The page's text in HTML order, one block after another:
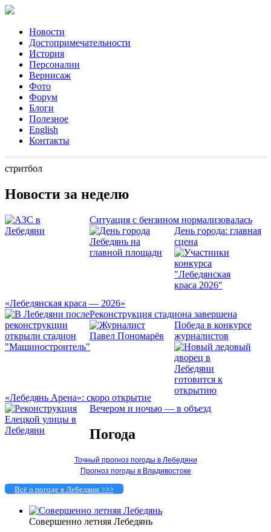
Новости
Достопримечательности
История
Персоналии
Вернисаж
Фото
Форум
Блоги
Полезное
English
Контакты
стритбол
Новости за неделю
Ситуация с бензином нормализовалась
День города: главная
сцена
«Лебедянская краса — 2026»
Реконструкция стадиона завершена
Победа в конкурсе
журналистов
«Лебедянь Арена»: скоро открытие
Вечером и ночью — в объезд
Погода
Точный прогноз погоды в Лебедяни
Прогноз погоды в Владивостоке
Всё о погоде в Лебедяни >>>
Совершенно летняя Лебедянь